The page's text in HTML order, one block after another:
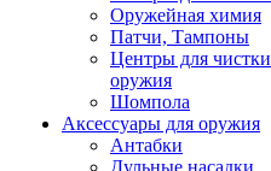
Оружейная химия
Патчи, Тампоны
Центры для чистки
оружия
Шомпола
Аксессуары для оружия
Антабки
Дульные насадки